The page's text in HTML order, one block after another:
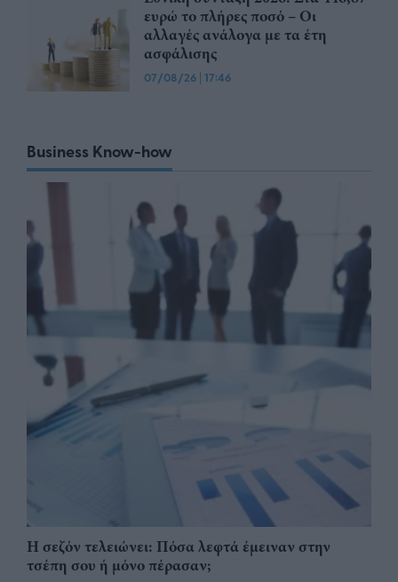
ευρώ το πλήρες ποσό – Οι
αλλαγές ανάλογα με τα έτη
ασφάλισης
07/08/26 | 17:46
Business Know-how
Η σεζόν τελειώνει: Πόσα λεφτά έμειναν στην
τσέπη σου ή μόνο πέρασαν;